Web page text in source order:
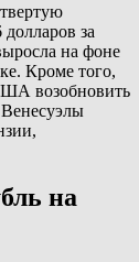
за
на фоне
Кроме того,
возобновить
на